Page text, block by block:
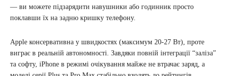
— ви можете підзарядити навушники або годинник просто
поклавши їх на задню кришку телефону.
Apple консервативна у швидкостях (максимум 20-27 Вт), проте
виграє в реальній автономності. Завдяки повній інтеграції “заліза”
та софту, iPhone в режимі очікування майже не втрачає заряд, а